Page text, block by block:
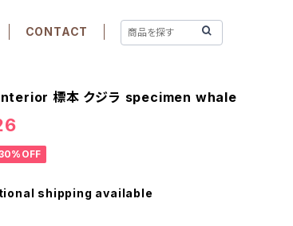
CONTACT
標本 クジラ specimen whale
shipping available